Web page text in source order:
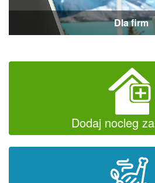
Dla firm
Dodaj nocleg